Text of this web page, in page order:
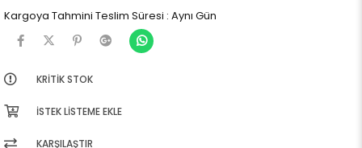
Kargoya Tahmini Teslim Süresi : Aynı Gün
KRITIK STOK
İSTEK LISTEME EKLE
KARŞILAŞTIR